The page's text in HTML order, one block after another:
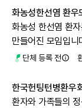
화농성한선염 환우
화농성 한선염 환
만들어진 모임입니
단체 등록 전
한국헌팅턴병환우회
환자와 가족들의